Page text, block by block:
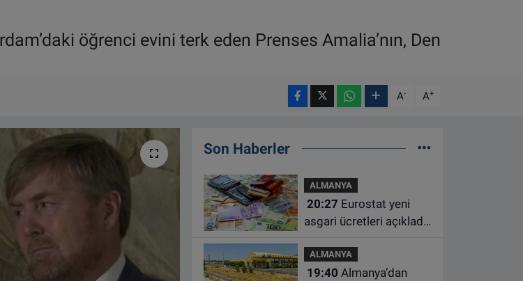
öğrenci evini terk eden Prenses Amalia’nın, Den
A- A+
Son Haberler
ALMANYA
20:27
asgari ücretleri açıkladı:
sıraya yükseldi
ALMANYA
19:40